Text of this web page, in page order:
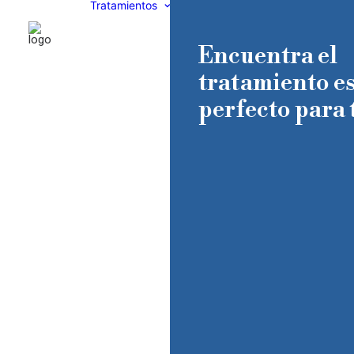
Tratamientos
Encuentra el
tratamiento
perfecto para